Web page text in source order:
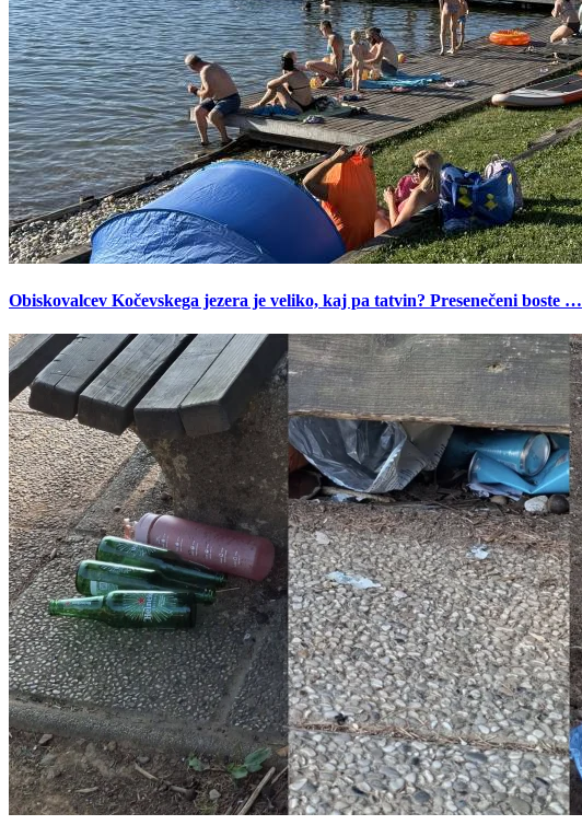
Obiskovalcev Kočevskega jezera je veliko, kaj pa tatvin? Presenečeni boste …